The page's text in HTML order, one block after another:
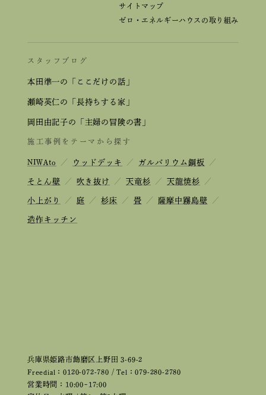
兵庫県姫路市飾磨区上野田 3-69-2
Freedial：0120-072-780 / Tel：079-280-2780
営業時間：10:00~17:00
サイトマップ
ゼロ・エネルギーハウスの取り組み
スタッフブログ
本田準一の「ここだけの話」
瀬崎英仁の「長持ちする家」
岡田由記子の「主婦の冒険の書」
施工事例をテーマから探す
NIWAto ／ ウッドデッキ ／ ガルバリウム鋼板 ／
そとん壁 ／ 吹き抜け ／ 天竜杉 ／ 天龍焼杉 ／
小上がり ／ 庭 ／ 杉床 ／ 畳 ／ 薩摩中霧島壁 ／
造作キッチン